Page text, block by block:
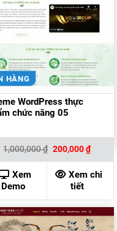
HÀNG
WordPress thực
chức năng 05
1,000,000₫ Giá
là:
1,000,000 ₫.
200,000₫Giá
hiện
tại
là:
Xem
Demo
Xem chi
tiết